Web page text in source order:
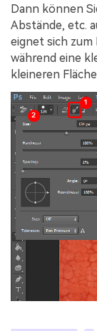
Dann können
Abstände, etc.
eignet sich zum
während eine
kleineren